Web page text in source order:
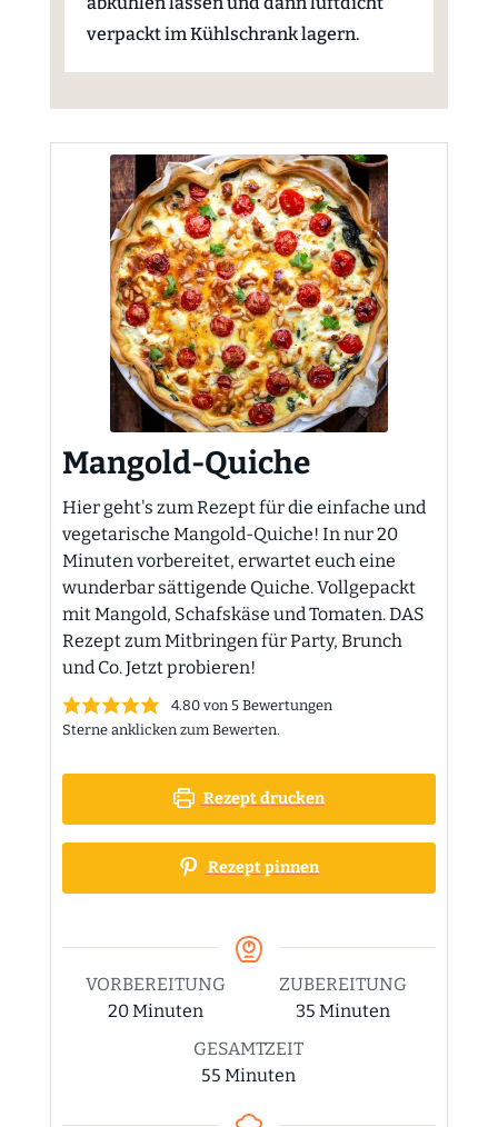
verpackt im Kühlschrank lagern.
Mangold-Quiche
Hier geht's zum Rezept für die einfache und
vegetarische Mangold-Quiche! In nur 20
Minuten vorbereitet, erwartet euch eine
wunderbar sättigende Quiche. Vollgepackt
mit Mangold, Schafskäse und Tomaten. DAS
Rezept zum Mitbringen für Party, Brunch
und Co. Jetzt probieren!
4.80von 5Bewertungen
Sterne anklicken zum Bewerten.
Rezept drucken
Rezept pinnen
VORBEREITUNG
20Minuten
Minuten
ZUBEREITUNG
35Minuten
Minuten
GESAMTZEIT
55 Minuten
Minuten